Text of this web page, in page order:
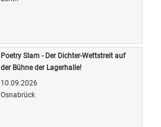
Poetry Slam - Der Dichter-Wettstreit auf
der Bühne der Lagerhalle!
10.09.2026
Osnabrück